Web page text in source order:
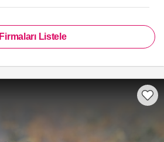
Firmaları Listele